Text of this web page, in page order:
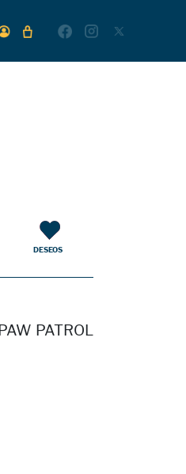
DESEOS
PATROL